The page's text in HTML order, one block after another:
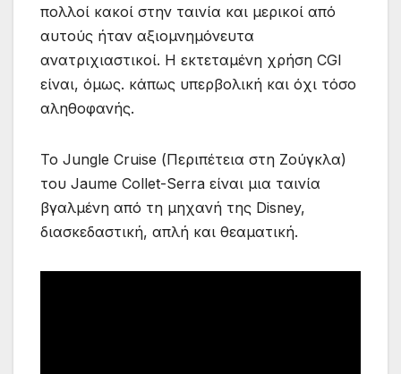
πολλοί κακοί στην ταινία και μερικοί από
αυτούς ήταν αξιομνημόνευτα
ανατριχιαστικοί. Η εκτεταμένη χρήση CGI
είναι, όμως. κάπως υπερβολική και όχι τόσο
αληθοφανής.
Το Jungle Cruise (Περιπέτεια στη Ζούγκλα)
του Jaume Collet-Serra είναι μια ταινία
βγαλμένη από τη μηχανή της Disney,
διασκεδαστική, απλή και θεαματική.